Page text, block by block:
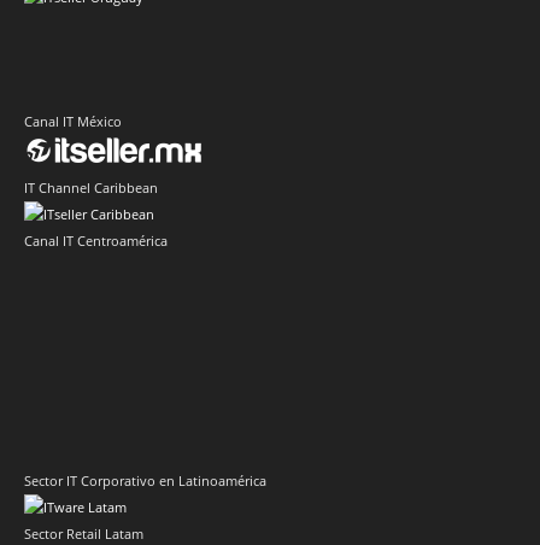
Canal IT México
IT Channel Caribbean
Canal IT Centroamérica
Sector IT Corporativo en Latinoamérica
Sector Retail Latam